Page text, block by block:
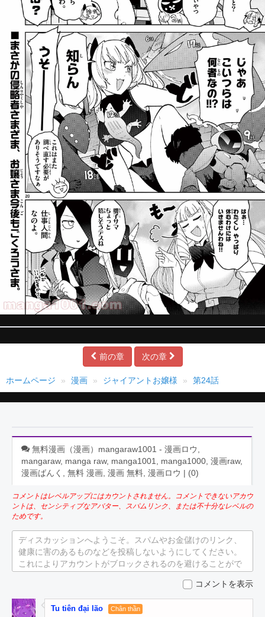
前の章 次の章
ホームページ 漫画 ジャイアントお嬢様 第24話
無料漫画（漫画）mangaraw1001 - 漫画ロウ,
mangaraw, manga raw, manga1001, manga1000, 漫画raw,
漫画ばんく, 無料 漫画, 漫画 無料, 漫画ロウ | (0)
コメントはレベルアップにはカウントされません。コメントできないアカウ
ントは、センシティブなアバター、スパムリンク、または不十分なレベルの
ためです。
ディスカッションへようこそ。スパムやお金儲けのリンク、
健康に害のあるものなどを投稿しないようにしてください。
これによりアカウントがブロックされるのを避けることがで
コメントを表示
Tu tiên đại lão Chân thần